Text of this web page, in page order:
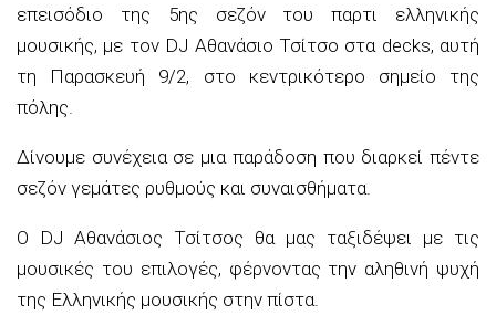
επεισόδιο της 5ης σεζόν του παρτι ελληνικής
μουσικής, με τον DJ Αθανάσιο Τσίτσο στα decks, αυτή
τη Παρασκευή 9/2, στο κεντρικότερο σημείο της
πόλης.
Δίνουμε συνέχεια σε μια παράδοση που διαρκεί πέντε
σεζόν γεμάτες ρυθμούς και συναισθήματα.
Ο DJ Αθανάσιος Τσίτσος θα μας ταξιδέψει με τις
μουσικές του επιλογές, φέρνοντας την αληθινή ψυχή
της Ελληνικής μουσικής στην πίστα.